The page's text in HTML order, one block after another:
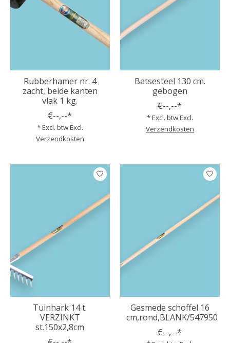
Rubberhamer nr. 4
zacht, beide kanten
vlak 1 kg.
€--,--*
* Excl. btw Excl.
Verzendkosten
Batsesteel 130 cm.
gebogen
€--,--*
* Excl. btw Excl.
Verzendkosten
Tuinhark 14 t.
VERZINKT
st.150x2,8cm
Gesmede schoffel 16
cm,rond,BLANK/547950
€--,--*